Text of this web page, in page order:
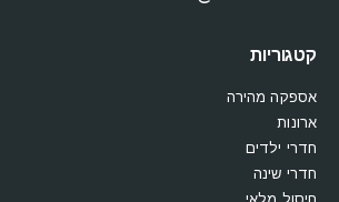
קטגוריות
אספקה מהירה
ארונות
חדרי ילדים